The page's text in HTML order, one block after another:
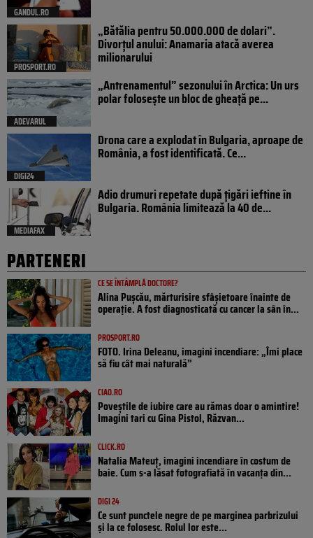
GANDUL.RO
PROSPORT.RO
„Bătălia pentru 50.000.000 de dolari”.
Divorțul anului: Anamaria atacă averea
milionarului
ADEVARUL
„Antrenamentul” sezonului în Arctica: Un urs
polar folosește un bloc de gheață pe...
DIGI24
Drona care a explodat în Bulgaria, aproape de
România, a fost identificată. Ce...
MEDIAFAX
Adio drumuri repetate după țigări ieftine în
Bulgaria. România limitează la 40 de...
PARTENERI
CE SE ÎNTÂMPLĂ DOCTORE?
Alina Pușcău, mărturisire sfâșietoare înainte de
operație. A fost diagnosticată cu cancer la sân în...
PROSPORT.RO
FOTO. Irina Deleanu, imagini incendiare: „Îmi place
să fiu cât mai naturală”
CIAO.RO
Poveştile de iubire care au rămas doar o amintire!
Imagini tari cu Gina Pistol, Răzvan...
CLICK.RO
Natalia Mateuț, imagini incendiare în costum de
baie. Cum s-a lăsat fotografiată în vacanța din...
DIGI 24
Ce sunt punctele negre de pe marginea parbrizului
și la ce folosesc. Rolul lor este...